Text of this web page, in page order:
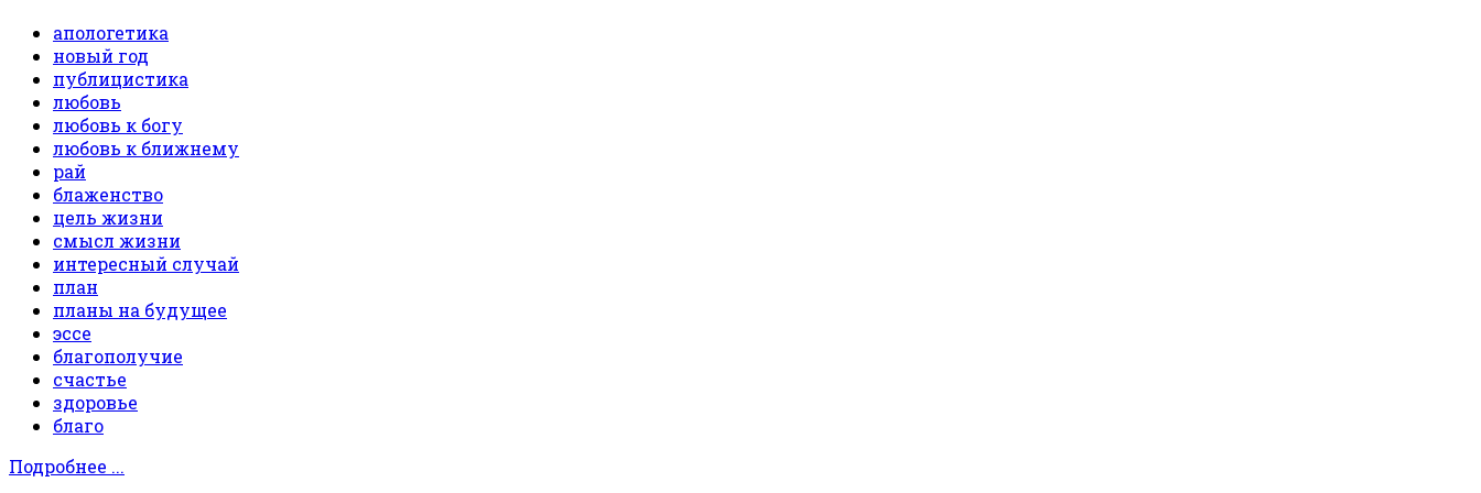
апологетика
новый год
публицистика
любовь
любовь к богу
любовь к ближнему
рай
блаженство
цель жизни
смысл жизни
интересный случай
план
планы на будущее
эссе
благополучие
счастье
здоровье
благо
Подробнее ...